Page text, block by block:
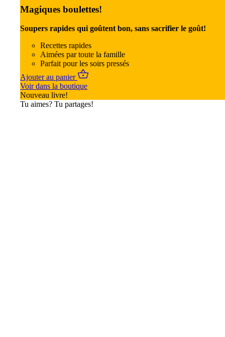
Magiques boulettes!
Soupers rapides qui goûtent bon, sans sacrifier le goût!
Recettes rapides
Aimées par toute la famille
Parfait pour les soirs pressés
Ajouter au panier
Voir dans la boutique
Nouveau livre!
Tu aimes? Tu partages!